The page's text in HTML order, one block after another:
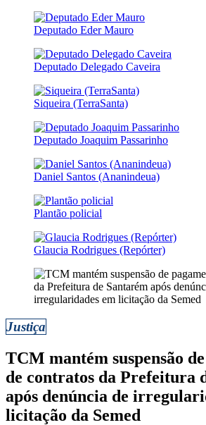
Deputado Eder Mauro
Deputado Delegado Caveira
Siqueira (TerraSanta)
Deputado Joaquim Passarinho
Daniel Santos (Ananindeua)
Plantão policial
Glaucia Rodrigues (Repórter)
Justiça
TCM mantém suspensão
de contratos da Prefeitura
após denúncia de
licitação da Semed